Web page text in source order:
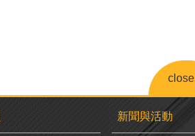
close
新聞與活動